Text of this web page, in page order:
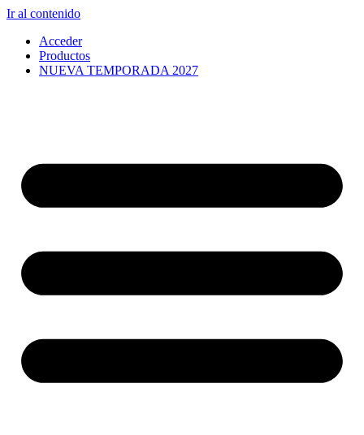
Ir al contenido
Acceder
Productos
NUEVA TEMPORADA 2027